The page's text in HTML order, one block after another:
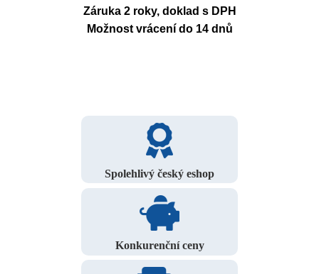
Záruka 2 roky, doklad s DPH
Možnost vrácení do 14 dnů
Spolehlivý český eshop
Konkurenční ceny